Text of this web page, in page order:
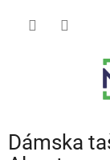
Dámska